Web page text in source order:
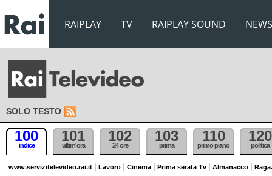
RAIPLAY TV RAIPLAY SOUND NEWS
SOLO TESTO
100
indice
101
ultim'ora
102
24 ore
103
prima
110
primo piano
120
politica
www.servizitelevideo.rai.it Lavoro Cinema Prima serata Tv Almanacco